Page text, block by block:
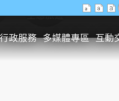
行政服務 多媒體專區 互動
生態旅遊